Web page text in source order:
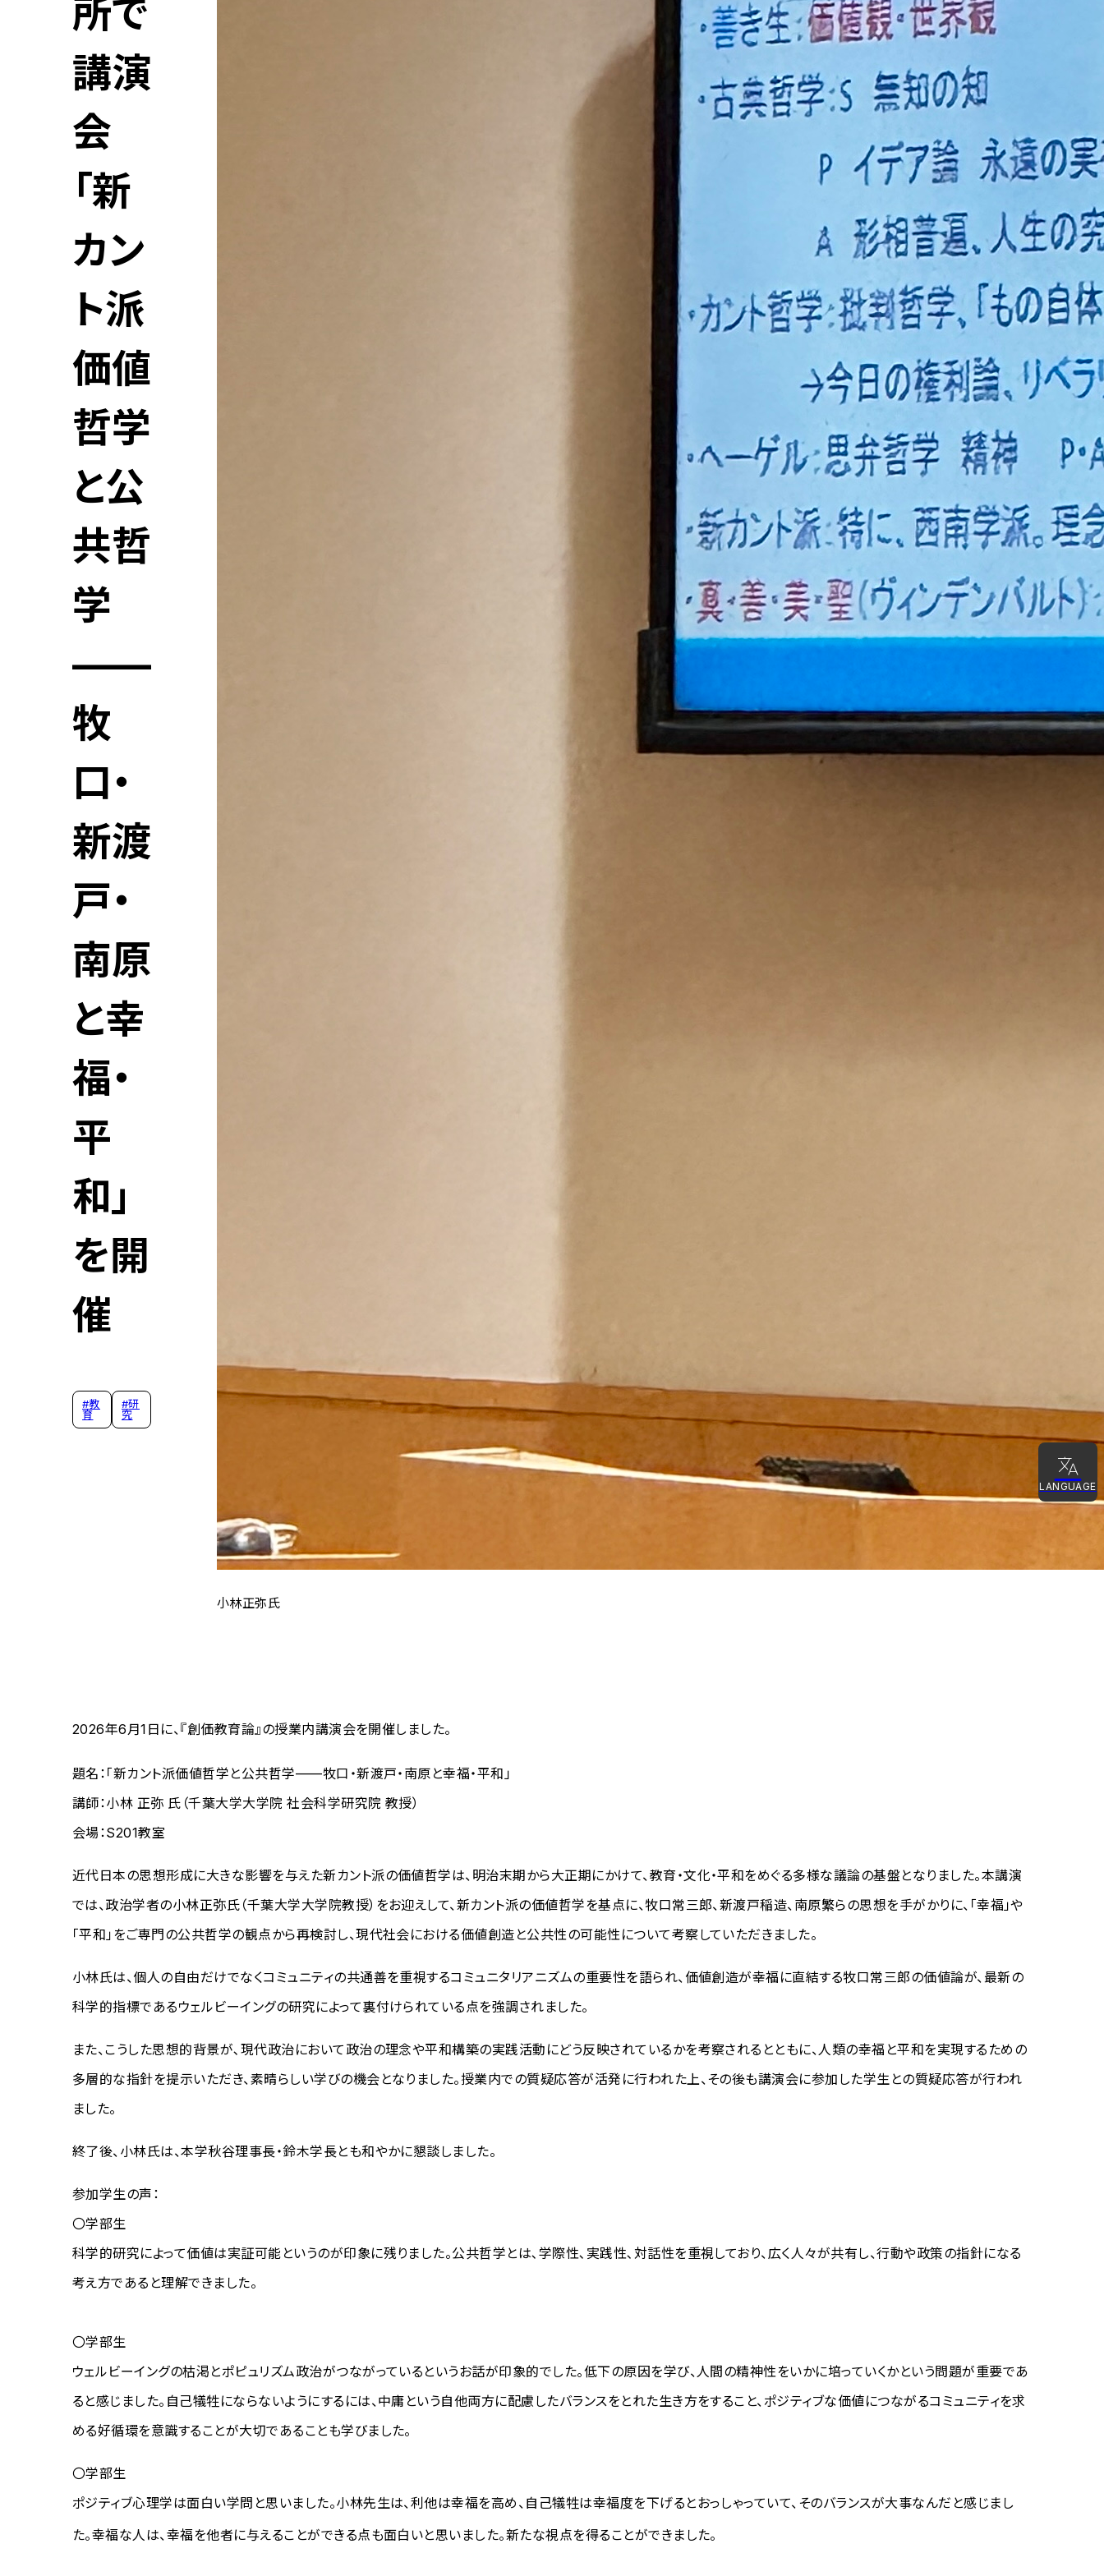
所で
講演
会
「新
カン
ト派
価値
哲学
と公
共哲
学
——
牧
口・
新渡
戸・
南原
と幸
福・
平
和」
を開
催
#教
育
#研
究
小林正弥氏
2026年6月1日に、『創価教育論』の授業内講演会を開催しました。
題名：「新カント派価値哲学と公共哲学——牧口・新渡戸・南原と幸福・平和」
講師：小林 正弥 氏（千葉大学大学院 社会科学研究院 教授）
会場：S201教室
近代日本の思想形成に大きな影響を与えた新カント派の価値哲学は、明治末期から大正期にかけて、教育・文化・平和をめぐる多様な議論の基盤となりました。本講演
では、政治学者の小林正弥氏（千葉大学大学院教授）をお迎えして、新カント派の価値哲学を基点に、牧口常三郎、新渡戸稲造、南原繁らの思想を手がかりに、「幸福」や
「平和」をご専門の公共哲学の観点から再検討し、現代社会における価値創造と公共性の可能性について考察していただきました。
小林氏は、個人の自由だけでなくコミュニティの共通善を重視するコミュニタリアニズムの重要性を語られ、価値創造が幸福に直結する牧口常三郎の価値論が、最新の
科学的指標であるウェルビーイングの研究によって裏付けられている点を強調されました。
また、こうした思想的背景が､現代政治において政治の理念や平和構築の実践活動にどう反映されているかを考察されるとともに、人類の幸福と平和を実現するための
多層的な指針を提示いただき、素晴らしい学びの機会となりました。授業内での質疑応答が活発に行われた上、その後も講演会に参加した学生との質疑応答が行われ
ました。
終了後、小林氏は、本学秋谷理事長・鈴木学長とも和やかに懇談しました。
参加学生の声：
〇学部生
科学的研究によって価値は実証可能というのが印象に残りました。公共哲学とは､学際性､実践性､対話性を重視しており、広く人々が共有し、行動や政策の指針になる
考え方であると理解できました。
〇学部生
ウェルビーイングの枯渇とポピュリズム政治がつながっているというお話が印象的でした。低下の原因を学び、人間の精神性をいかに培っていくかという問題が重要であ
ると感じました。自己犠牲にならないようにするには、中庸という自他両方に配慮したバランスをとれた生き方をすること、ポジティブな価値につながるコミュニティを求
める好循環を意識することが大切であることも学びました。
〇学部生
ポジティブ心理学は面白い学問と思いました。小林先生は、利他は幸福を高め、自己犠牲は幸福度を下げるとおっしゃっていて、そのバランスが大事なんだと感じまし
た。幸福な人は、幸福を他者に与えることができる点も面白いと思いました。新たな視点を得ることができました。​​​​​​​
LANGUAGE
English